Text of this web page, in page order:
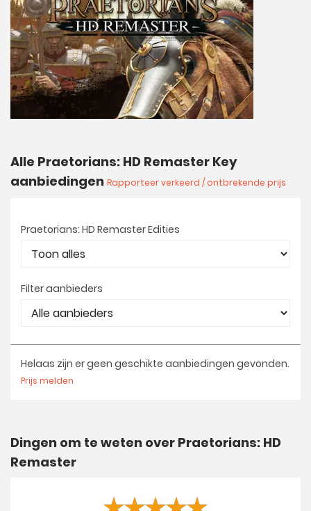
Alle Praetorians: HD Remaster Key
aanbiedingen Rapporteer verkeerd / ontbrekende prijs
Praetorians: HD Remaster Edities
Filter aanbieders
Helaas zijn er geen geschikte aanbiedingen gevonden.
Prijs melden
Dingen om te weten over Praetorians: HD
Remaster